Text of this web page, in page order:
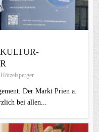
Der Markt Prien a.
bei allen...